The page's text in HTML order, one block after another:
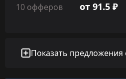
10 офферов от 91.5 ₽
Показать